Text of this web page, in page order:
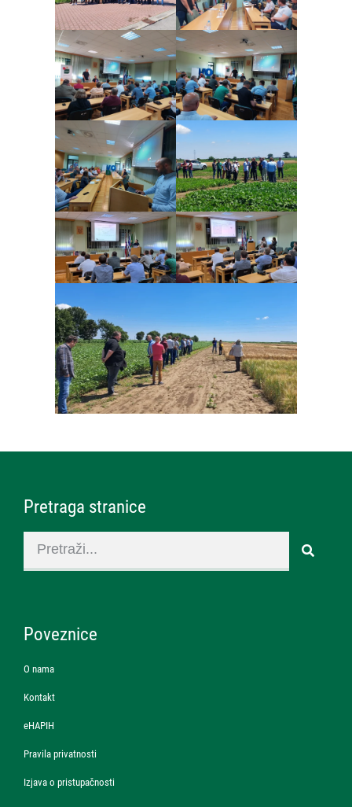
Pretraga stranice
Poveznice
O nama
Kontakt
eHAPIH
Pravila privatnosti
Izjava o pristupačnosti